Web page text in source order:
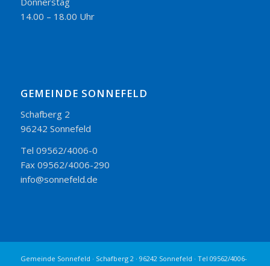
14.00 – 18.00 Uhr
GEMEINDE SONNEFELD
Schafberg 2
96242 Sonnefeld
Tel 09562/4006-0
Fax 09562/4006-290
info@sonnefeld.de
Gemeinde Sonnefeld · Schafberg 2 · 96242 Sonnefeld · Tel 09562/4006-